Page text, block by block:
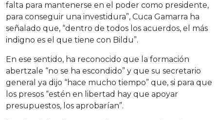
falta para mantenerse en el poder como presidente,
para conseguir una investidura”, Cuca Gamarra ha
señalado que, “dentro de todos los acuerdos, el más
indigno es el que tiene con Bildu”.
En ese sentido, ha reconocido que la formación
abertzale “no se ha escondido” y que su secretario
general ya dijo “hace mucho tiempo” que, si para que
los presos “estén en libertad hay que apoyar
presupuestos, los aprobarían”.